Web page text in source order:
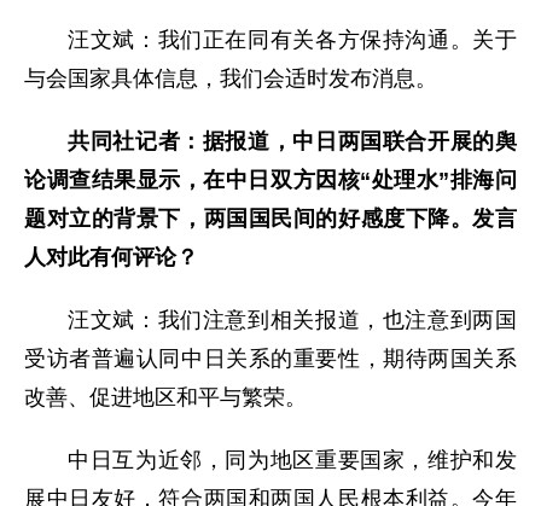
汪文斌：我们正在同有关各方保持沟通。关于
与会国家具体信息，我们会适时发布消息。
共同社记者：据报道，中日两国联合开展的舆
论调查结果显示，在中日双方因核“处理水”排海问
题对立的背景下，两国国民间的好感度下降。发言
人对此有何评论？
汪文斌：我们注意到相关报道，也注意到两国
受访者普遍认同中日关系的重要性，期待两国关系
改善、促进地区和平与繁荣。
中日互为近邻，同为地区重要国家，维护和发
展中日友好，符合两国和两国人民根本利益。今年